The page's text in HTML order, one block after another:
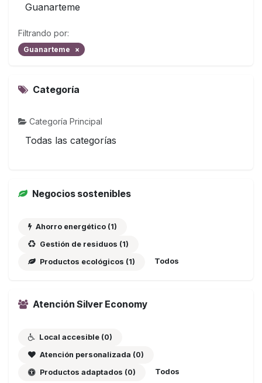
Guanarteme
Filtrando por:
Guanarteme ×
Categoría
Categoría Principal
Todas las categorías
Negocios sostenibles
Ahorro energético (1)
Gestión de residuos (1)
Productos ecológicos (1)
Todos
Atención Silver Economy
Local accesible (0)
Atención personalizada (0)
Productos adaptados (0)
Todos